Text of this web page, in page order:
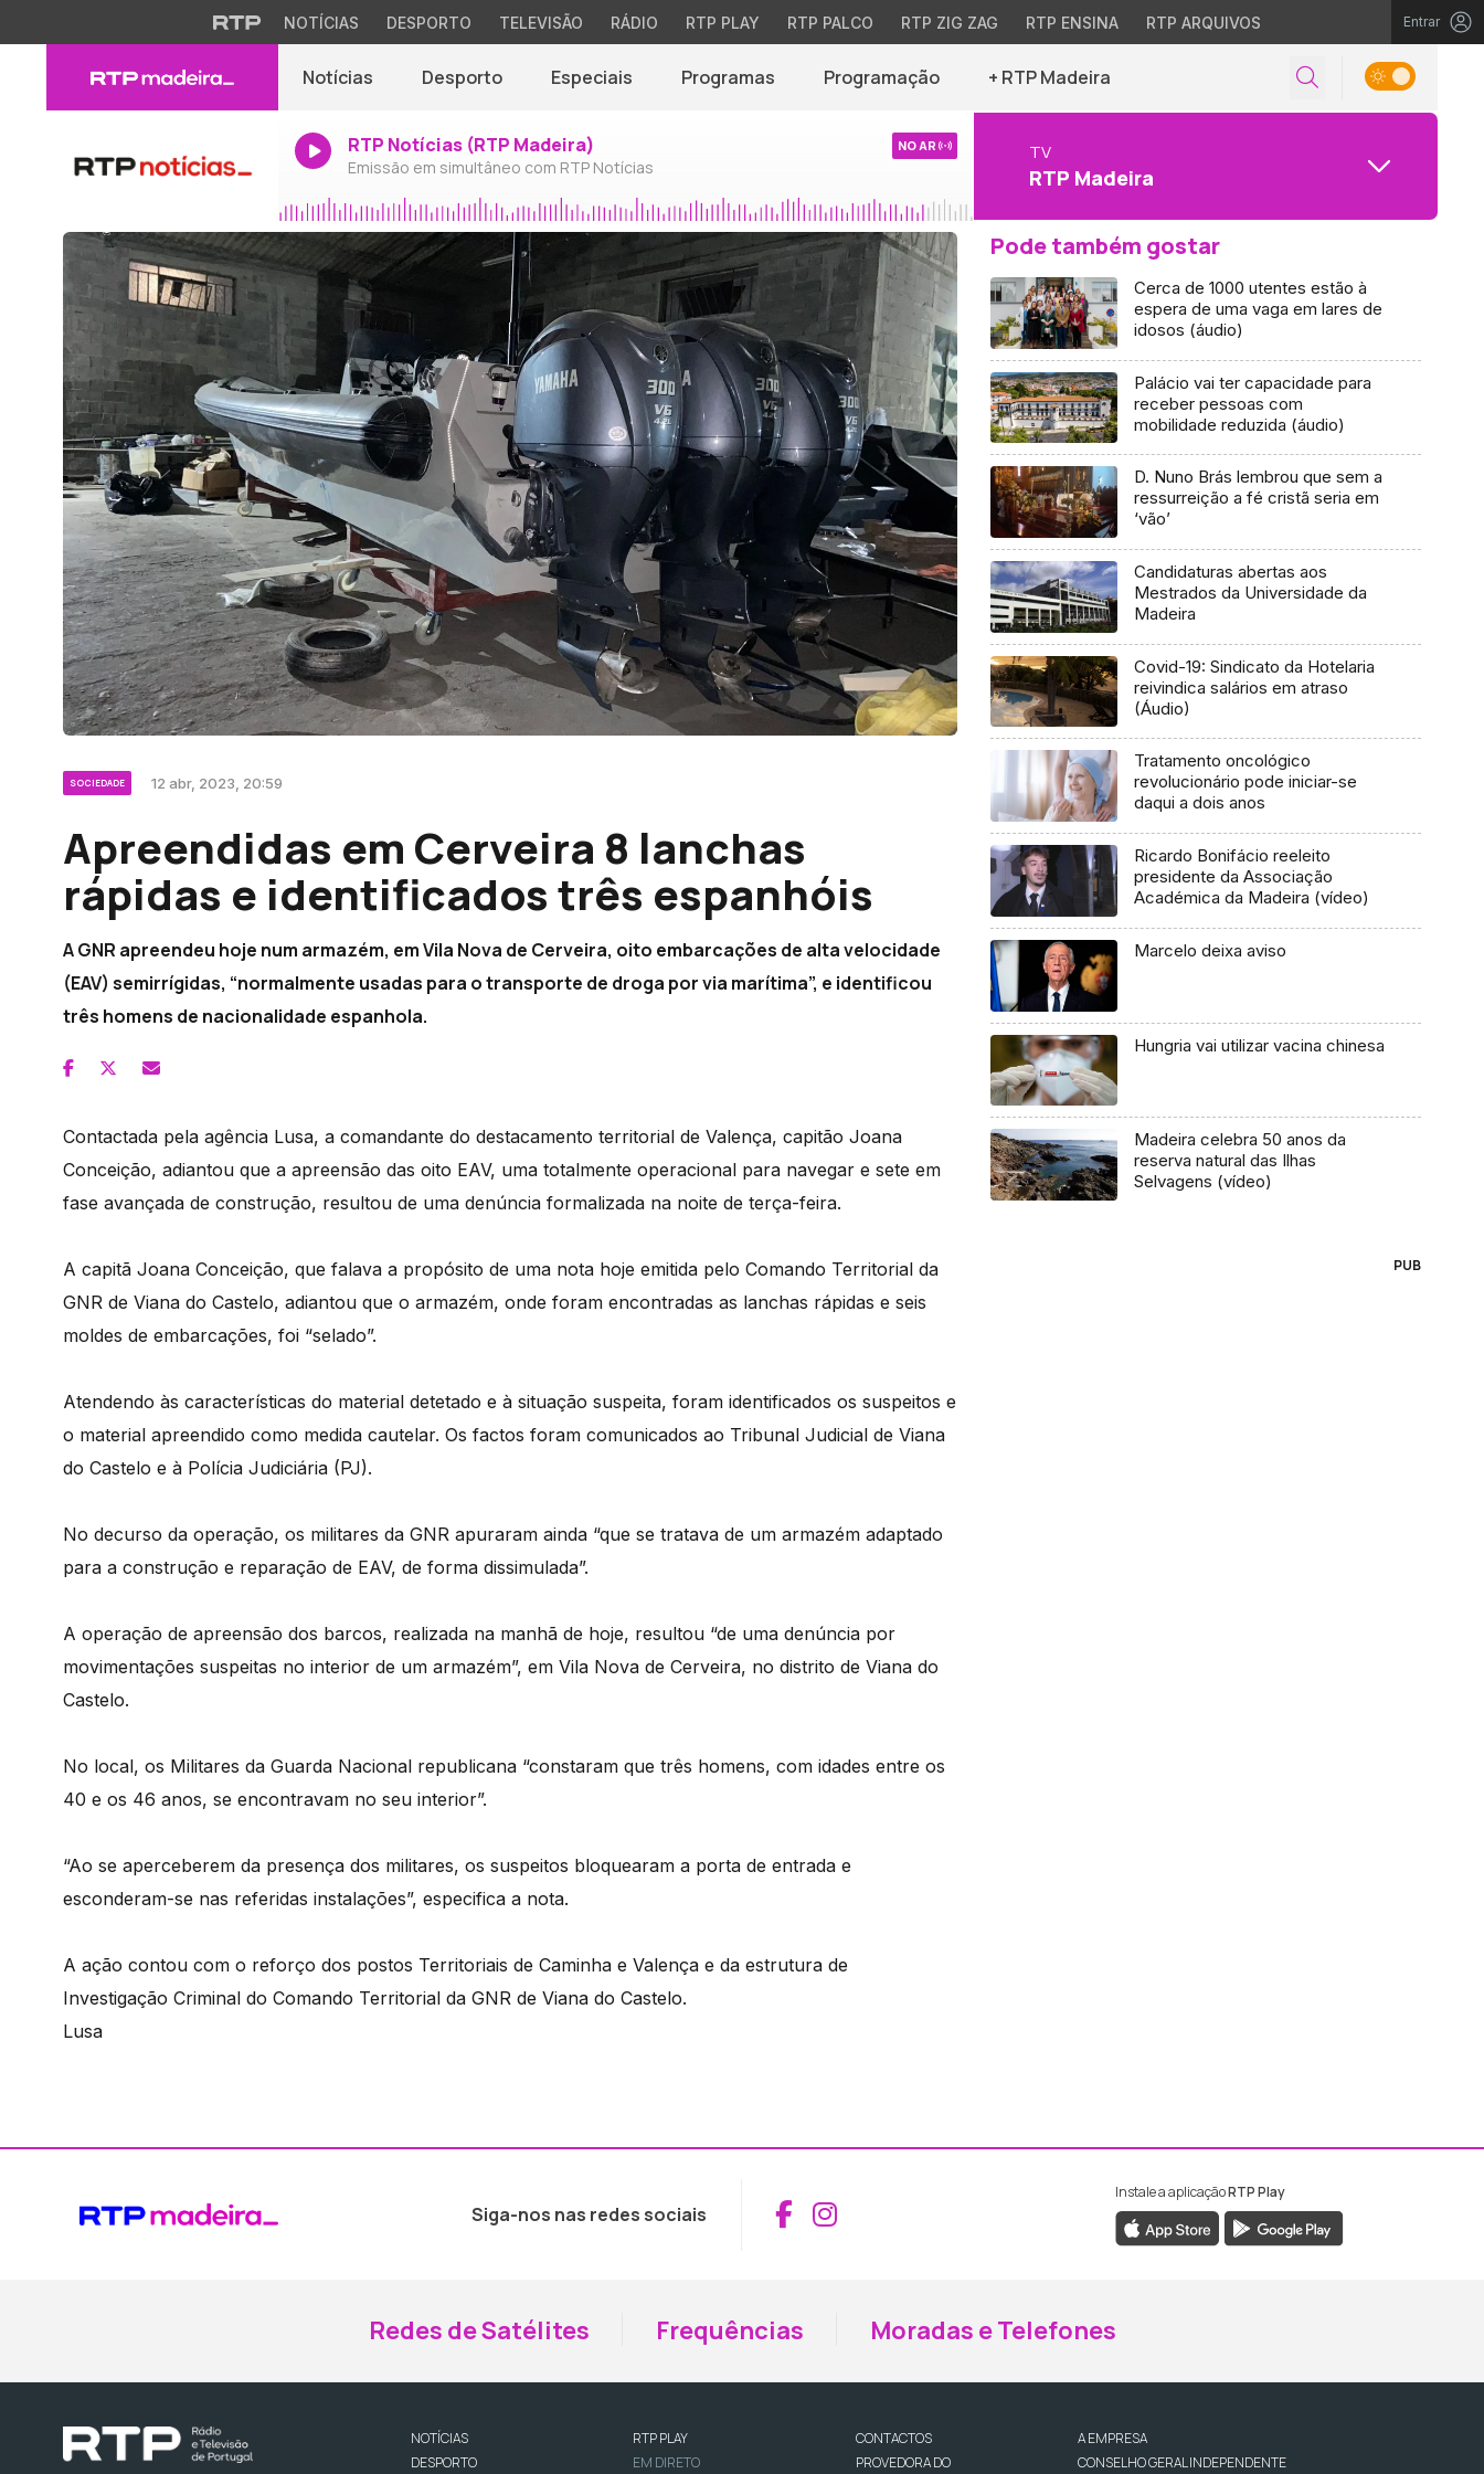
NOTÍCIAS DESPORTO TELEVISÃO RÁDIO RTP PLAY RTP PALCO RTP ZIG ZAG RTP ENSINA RTP ARQUIVOS Entrar
Notícias Desporto Especiais Programas Programação + RTP Madeira
RTP Notícias (RTP Madeira)
Emissão em simultâneo com RTP Notícias
NO AR TV
RTP Madeira
SOCIEDADE 12 abr, 2023, 20:59
Apreendidas em Cerveira 8 lanchas
rápidas e identificados três espanhóis
A GNR apreendeu hoje num armazém, em Vila Nova de Cerveira, oito embarcações de alta velocidade
(EAV) semirrígidas, “normalmente usadas para o transporte de droga por via marítima”, e identificou
três homens de nacionalidade espanhola.
Contactada pela agência Lusa, a comandante do destacamento territorial de Valença, capitão Joana
Conceição, adiantou que a apreensão das oito EAV, uma totalmente operacional para navegar e sete em
fase avançada de construção, resultou de uma denúncia formalizada na noite de terça-feira.
A capitã Joana Conceição, que falava a propósito de uma nota hoje emitida pelo Comando Territorial da
GNR de Viana do Castelo, adiantou que o armazém, onde foram encontradas as lanchas rápidas e seis
moldes de embarcações, foi “selado”.
Atendendo às características do material detetado e à situação suspeita, foram identificados os suspeitos e
o material apreendido como medida cautelar. Os factos foram comunicados ao Tribunal Judicial de Viana
do Castelo e à Polícia Judiciária (PJ).
No decurso da operação, os militares da GNR apuraram ainda “que se tratava de um armazém adaptado
para a construção e reparação de EAV, de forma dissimulada”.
A operação de apreensão dos barcos, realizada na manhã de hoje, resultou “de uma denúncia por
movimentações suspeitas no interior de um armazém”, em Vila Nova de Cerveira, no distrito de Viana do
Castelo.
No local, os Militares da Guarda Nacional republicana “constaram que três homens, com idades entre os
40 e os 46 anos, se encontravam no seu interior”.
“Ao se aperceberem da presença dos militares, os suspeitos bloquearam a porta de entrada e
esconderam-se nas referidas instalações”, especifica a nota.
A ação contou com o reforço dos postos Territoriais de Caminha e Valença e da estrutura de
Investigação Criminal do Comando Territorial da GNR de Viana do Castelo.
Lusa
Pode também gostar
Cerca de 1000 utentes estão à
espera de uma vaga em lares de
idosos (áudio)
Palácio vai ter capacidade para
receber pessoas com
mobilidade reduzida (áudio)
D. Nuno Brás lembrou que sem a
ressurreição a fé cristã seria em
‘vão’
Candidaturas abertas aos
Mestrados da Universidade da
Madeira
Covid-19: Sindicato da Hotelaria
reivindica salários em atraso
(Áudio)
Tratamento oncológico
revolucionário pode iniciar-se
daqui a dois anos
Ricardo Bonifácio reeleito
presidente da Associação
Académica da Madeira (vídeo)
Marcelo deixa aviso
Hungria vai utilizar vacina chinesa
Madeira celebra 50 anos da
reserva natural das Ilhas
Selvagens (vídeo)
PUB
Siga-nos nas redes sociais Aceder ao Facebook da RTP Madeira
Aceder ao Instagram da RTP Madeira
Instale a aplicaçãoRTP Play
Redes de Satélites Frequências Moradas e Telefones
NOTÍCIAS
DESPORTO
RTP PLAY
EM DIRETO
CONTACTOS
PROVEDORA DO
A EMPRESA
CONSELHO GERAL INDEPENDENTE